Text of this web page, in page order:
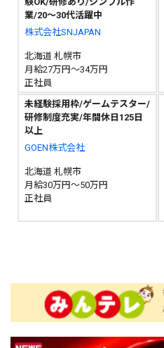
業/20〜30代活躍中
株式会社SNJAPAN
北海道 札幌市
月給27万円～34万円
正社員
未経験採用枠/ゲームテスター/
研修制度充実/年間休日125日
以上
GOEN株式会社
北海道 札幌市
月給30万円～50万円
正社員